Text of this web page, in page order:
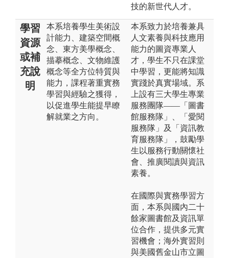
技的新世代人才。
學習
資源
或補
充說
明
本系培養學生美術設
計能力、建築空間概
念、東方美學概念、
描摹概念、文物維護
概念等全方位特質與
能力，課程著重實務
學習與經驗之獲得，
以促進學生能提早瞭
解就業之方向。
本系致力於培養兼具
人文素養與科技應用
能力的圖資專業人
才，學生不只在課堂
中學習，更能將知識
實踐於真實場域。系
上設有三大學生專業
服務團隊——「圖書
館服務隊」、「愛閱
服務隊」及「資訊教
育服務隊」，鼓勵學
生以服務行動關懷社
會、推廣閱讀與資訊
素養。
在國際與實務學習方
面，本系與國內二十
餘家圖書館及資訊單
位合作，提供多元實
習機會；海外實習則
與美國舊金山市立圖